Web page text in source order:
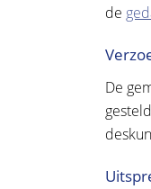
de
De